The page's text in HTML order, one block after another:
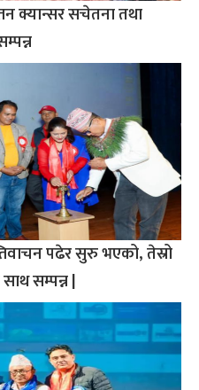
क्यान्सर सचेतना तथा
पढेर सुरु भएको, तेस्रो
सम्पन्न |